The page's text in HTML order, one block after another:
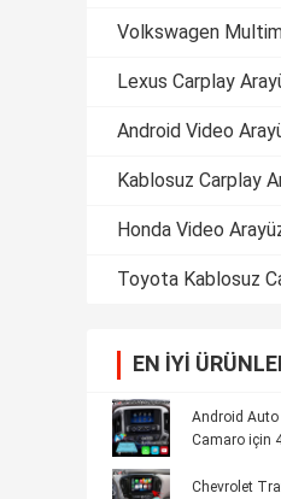
Volkswagen
Lexus Carplay
Android Video
Kablosuz Carplay
Honda Video
Toyota Kablosuz
EN IYI
Android Auto
Camaro için
Chevrolet